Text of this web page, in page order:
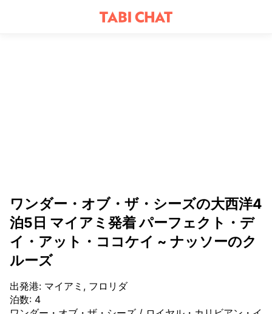
ワンダー・オブ・ザ・シーズの大西洋4
泊5日 マイアミ発着 パーフェクト・デ
イ・アット・ココケイ ~ ナッソーのク
ルーズ
出発港: マイアミ, フロリダ
泊数: 4